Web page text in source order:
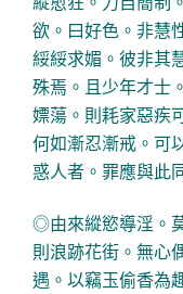
欲。曰好色。非慧
綏綏求媚。彼非其
殊焉。且少年才士
嫖蕩。則耗家惡疾
何如漸忍漸戒。可
惑人者。罪應與此
◎由來縱慾導淫。
則浪跡花街。無心
遇。以竊玉偷香為